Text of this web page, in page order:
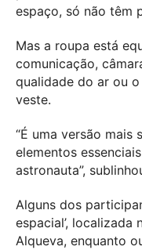
espaço, só não têm
Mas a roupa está
comunicação,
qualidade do ar ou
veste.
“É uma versão mais
elementos
astronauta”,
Alguns dos
espacial’,
Alqueva, enquanto